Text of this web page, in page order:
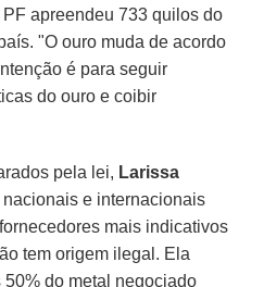
apreendeu 733 quilos do
"O ouro muda de acordo
é para seguir
do ouro e coibir
pela lei, Larissa
e internacionais
mais indicativos
tem origem ilegal. Ela
do metal negociado